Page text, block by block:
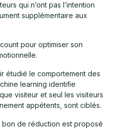
qui n’ont pas l’intention
supplémentaire aux
pour optimiser son
étudié le comportement des
learning identifie
visiteur et seul les visiteurs
appétents, sont ciblés.
bon de réduction est proposé